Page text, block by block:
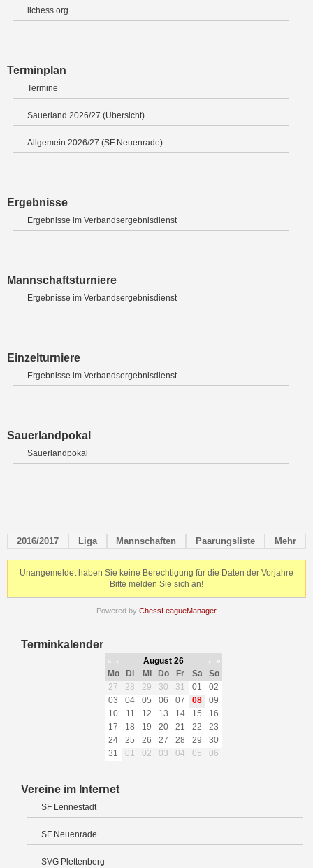
lichess.org
Terminplan
Termine
Sauerland 2026/27 (Übersicht)
Allgemein 2026/27 (SF Neuenrade)
Ergebnisse
Ergebnisse im Verbandsergebnisdienst
Mannschaftsturniere
Ergebnisse im Verbandsergebnisdienst
Einzelturniere
Ergebnisse im Verbandsergebnisdienst
Sauerlandpokal
Sauerlandpokal
2016/2017 Liga Mannschaften Paarungsliste Mehr
Unangemeldet haben Sie keine Berechtigung für die Daten der Vorjahre
Bitte melden Sie sich an!
Powered by ChessLeagueManager
Terminkalender
« ‹ August 26 ›
»
Mo
Di Mi Do Fr Sa
So
27
28 29 30 31 01
02
03
04 05 06 07 08
09
10
11 12 13 14 15
16
17
18 19 20 21 22
23
24
25 26 27 28 29
30
31
01 02 03 04 05 06
Vereine im Internet
SF Lennestadt
SF Neuenrade
SVG Plettenberg